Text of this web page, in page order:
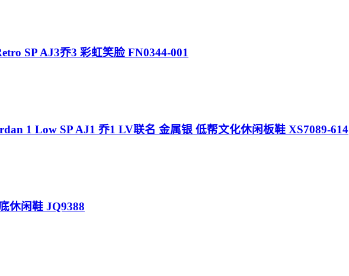
SP AJ3乔3 彩虹笑脸 FN0344-001
1 Low SP AJ1 乔1 LV联名 金属银 低帮文化休闲板鞋 XS7089-614
休闲鞋 JQ9388